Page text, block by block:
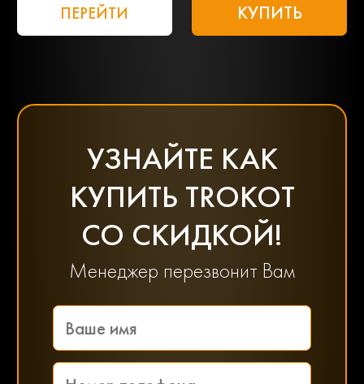
ПЕРЕЙТИ КУПИТЬ
УЗНАЙТЕ КАК
КУПИТЬ TROKOT
СО СКИДКОЙ!
Менеджер перезвонит Вам